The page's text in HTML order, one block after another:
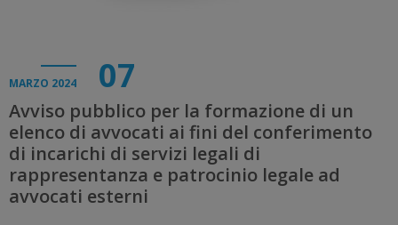
MARZO 2024 07
Avviso pubblico per la formazione di un
elenco di avvocati ai fini del conferimento
di incarichi di servizi legali di
rappresentanza e patrocinio legale ad
avvocati esterni